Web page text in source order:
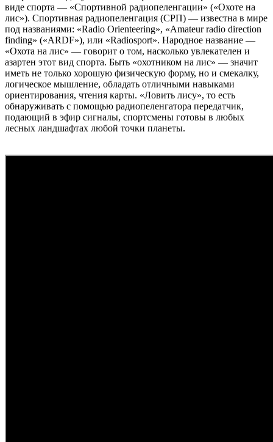
виде спорта — «Спортивной радиопеленгации» («Охоте на
лис»). Спортивная радиопеленгация (СРП) — известна в мире
под названиями: «Radio Orienteering», «Amateur radio direction
finding» («ARDF»), или «Radiosport». Народное название —
«Охота на лис» — говорит о том, насколько увлекателен и
азартен этот вид спорта. Быть «охотником на лис» — значит
иметь не только хорошую физическую форму, но и смекалку,
логическое мышление, обладать отличными навыками
ориентирования, чтения карты. «Ловить лису», то есть
обнаруживать с помощью радиопеленгатора передатчик,
подающий в эфир сигналы, спортсмены готовы в любых
лесных ландшафтах любой точки планеты.